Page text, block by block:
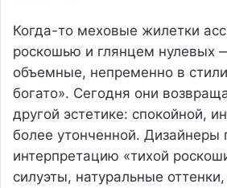
Когда-то меховые жилетки
роскошью и глянцем нулевых
объемные, непременно в
богато». Сегодня они
другой эстетике: спокойной,
более утонченной. Дизайнеры
интерпретацию «тихой
силуэты, натуральные